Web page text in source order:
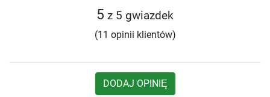
5 z 5 gwiazdek
(11 opinii klientów)
DODAJ OPINIĘ